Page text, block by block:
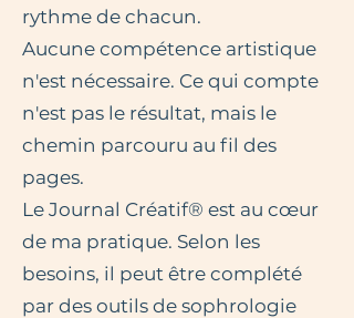
rythme de chacun.
Aucune compétence artistique
n'est nécessaire. Ce qui compte
n'est pas le résultat, mais le
chemin parcouru au fil des
pages.
Le Journal Créatif® est au cœur
de ma pratique. Selon les
besoins, il peut être complété
par des outils de sophrologie